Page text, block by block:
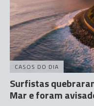
CASOS DO DIA
Surfistas
Mar e foram